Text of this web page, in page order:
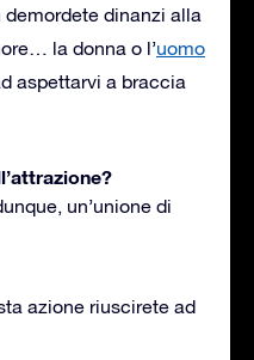
demordete dinanzi alla
la donna o l’uomo
aspettarvi a braccia
un’unione di
azione riuscirete ad